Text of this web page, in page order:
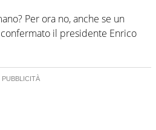
Per ora no, anche se un
il presidente Enrico